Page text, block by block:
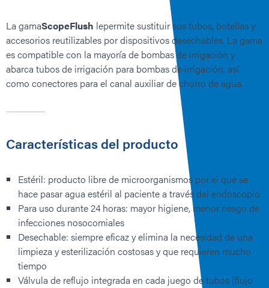
La gamaScopeFlush lepermite sustituir sus tubos, botellas y
accesorios reutilizables por dispositivos desechables. La gama
es compatible con la mayoría de bombas de irrigación y
abarca tubos de irrigación para bombas de irrigación, así
como conectores para el canal auxiliar de chorro de agua.
Características del producto
Estéril: producto libre de microorganismos por el que se
hace pasar agua estéril al paciente a través del endoscopio
Para uso durante 24 horas: mayor higiene, menor riesgo de
infecciones nosocomiales
Desechable: siempre eficaz y elimina la necesidad de una
limpieza y esterilización costosas y que requieren mucho
tiempo
Válvula de reflujo integrada en cada juego de tubos (flujo